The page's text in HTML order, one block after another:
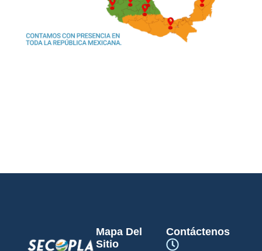
Contáctenos
Mapa Del
Sitio